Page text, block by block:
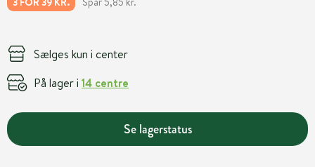
Sælges kun i center
På lager i 14 centre
Se lagerstatus